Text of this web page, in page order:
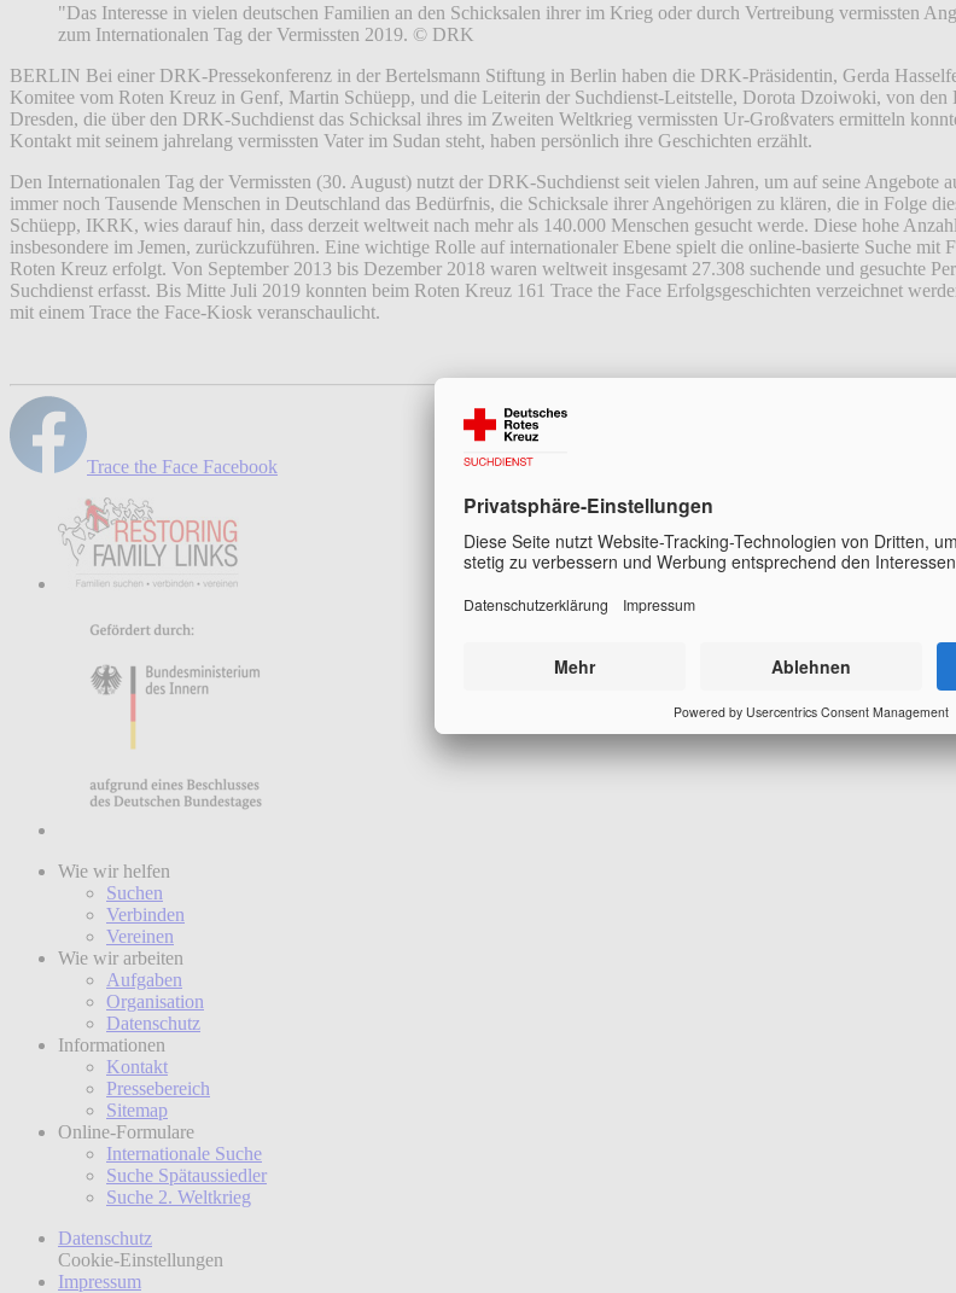
"Das Interesse in vielen deutschen Familien an den Schicksalen ihrer im Krieg oder durch Vertreibung vermissten
zum Internationalen Tag der Vermissten 2019. © DRK
BERLIN Bei einer DRK-Pressekonferenz in der Bertelsmann Stiftung in Berlin haben die DRK-Präsidentin, Gerda
Komitee vom Roten Kreuz in Genf, Martin Schüepp, und die Leiterin der Suchdienst-Leitstelle, Dorota Dzoiwoki, von
Dresden, die über den DRK-Suchdienst das Schicksal ihres im Zweiten Weltkrieg vermissten Ur-Großvaters ermitteln
Kontakt mit seinem jahrelang vermissten Vater im Sudan steht, haben persönlich ihre Geschichten erzählt.
Den Internationalen Tag der Vermissten (30. August) nutzt der DRK-Suchdienst seit vielen Jahren, um auf seine Angebote
immer noch Tausende Menschen in Deutschland das Bedürfnis, die Schicksale ihrer Angehörigen zu klären, die in Folge
Schüepp, IKRK, wies darauf hin, dass derzeit weltweit nach mehr als 140.000 Menschen gesucht werde. Diese hohe
insbesondere im Jemen, zurückzuführen. Eine wichtige Rolle auf internationaler Ebene spielt die online-basierte Suche mit
Roten Kreuz erfolgt. Von September 2013 bis Dezember 2018 waren weltweit insgesamt 27.308 suchende und gesuchte
Suchdienst erfasst. Bis Mitte Juli 2019 konnten beim Roten Kreuz 161 Trace the Face Erfolgsgeschichten verzeichnet
mit einem Trace the Face-Kiosk veranschaulicht.
Trace the Face Facebook
Wie wir helfen
Suchen
Verbinden
Vereinen
Wie wir arbeiten
Aufgaben
Organisation
Datenschutz
Informationen
Kontakt
Pressebereich
Sitemap
Online-Formulare
Internationale Suche
Suche Spätaussiedler
Suche 2. Weltkrieg
Datenschutz
Cookie-Einstellungen
Impressum